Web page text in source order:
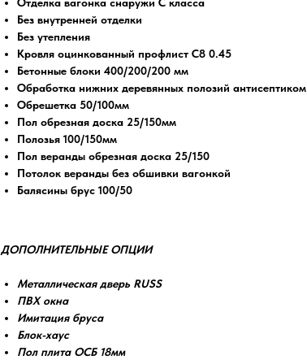
Без внутренней отделки
Без утепления
Кровля оцинкованный профлист С8 0.45
Бетонные блоки 400/200/200 мм
Обработка нижних деревянных полозий антисептиком
Обрешетка 50/100мм
Пол обрезная доска 25/150мм
Полозья 100/150мм
Пол веранды обрезная доска 25/150
Потолок веранды без обшивки вагонкой
Балясины брус 100/50
ДОПОЛНИТЕЛЬНЫЕ ОПЦИИ
Металлическая дверь RUSS
ПВХ окна
Имитация бруса
Блок-хаус
Пол плита ОСБ 18мм